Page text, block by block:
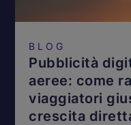
BLOG
Pubblicità
aeree: come
viaggiatori
crescita